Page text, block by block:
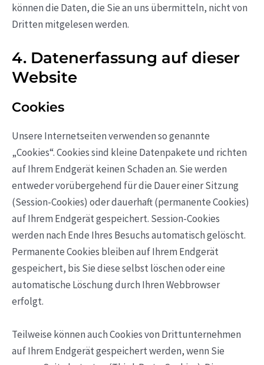
können die Daten, die Sie an uns übermitteln, nicht von
Dritten mitgelesen werden.
4. Datenerfassung auf dieser
Website
Cookies
Unsere Internetseiten verwenden so genannte
„Cookies“. Cookies sind kleine Datenpakete und richten
auf Ihrem Endgerät keinen Schaden an. Sie werden
entweder vorübergehend für die Dauer einer Sitzung
(Session-Cookies) oder dauerhaft (permanente Cookies)
auf Ihrem Endgerät gespeichert. Session-Cookies
werden nach Ende Ihres Besuchs automatisch gelöscht.
Permanente Cookies bleiben auf Ihrem Endgerät
gespeichert, bis Sie diese selbst löschen oder eine
automatische Löschung durch Ihren Webbrowser
erfolgt.
Teilweise können auch Cookies von Drittunternehmen
auf Ihrem Endgerät gespeichert werden, wenn Sie